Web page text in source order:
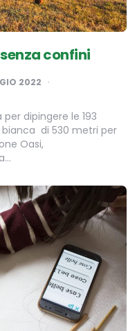
confini
2022
dipingere le 193
di 530 metri per
Oasi,